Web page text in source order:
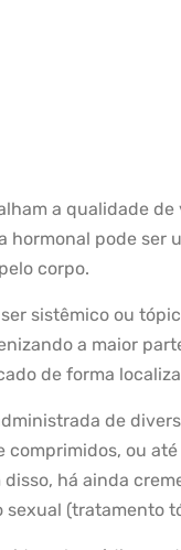
a qualidade
hormonal pode ser
corpo.
sistêmico ou
a maior
de forma
de
comprimidos, ou
há ainda
(tratamento